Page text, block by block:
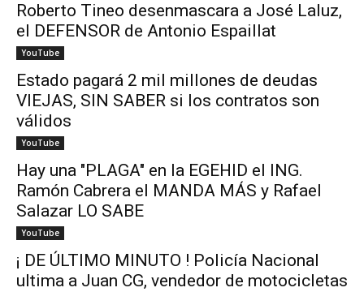
Roberto Tineo desenmascara a José Laluz,
el DEFENSOR de Antonio Espaillat
YouTube
Estado pagará 2 mil millones de deudas
VIEJAS, SIN SABER si los contratos son
válidos
YouTube
Hay una "PLAGA" en la EGEHID el ING.
Ramón Cabrera el MANDA MÁS y Rafael
Salazar LO SABE
YouTube
¡ DE ÚLTIMO MINUTO ! Policía Nacional
ultima a Juan CG, vendedor de motocicletas